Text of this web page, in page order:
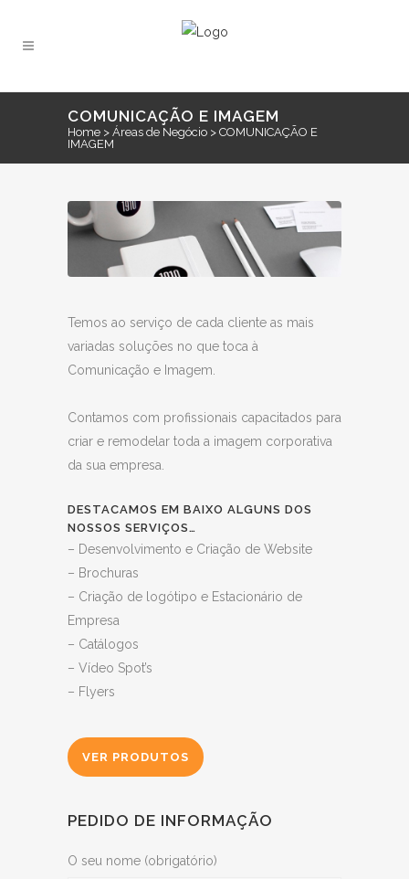
COMUNICAÇÃO E IMAGEM
Home > Áreas de Negócio > COMUNICAÇÃO E
IMAGEM
Temos ao serviço de cada cliente as mais
variadas soluções no que toca à
Comunicação e Imagem.
Contamos com profissionais capacitados para
criar e remodelar toda a imagem corporativa
da sua empresa.
DESTACAMOS EM BAIXO ALGUNS DOS
NOSSOS SERVIÇOS…
– Desenvolvimento e Criação de Website
– Brochuras
– Criação de logótipo e Estacionário de
Empresa
– Catálogos
– Vídeo Spot’s
– Flyers
VER PRODUTOS
PEDIDO DE INFORMAÇÃO
O seu nome (obrigatório)